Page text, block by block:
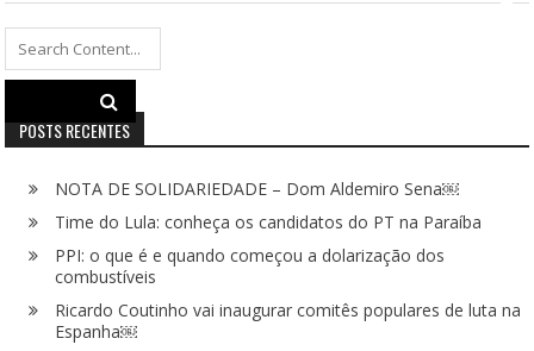
Search
for:
POSTS RECENTES
NOTA DE SOLIDARIEDADE – Dom Aldemiro Sena￼
Time do Lula: conheça os candidatos do PT na Paraíba
PPI: o que é e quando começou a dolarização dos
combustíveis
Ricardo Coutinho vai inaugurar comitês populares de luta na
Espanha￼